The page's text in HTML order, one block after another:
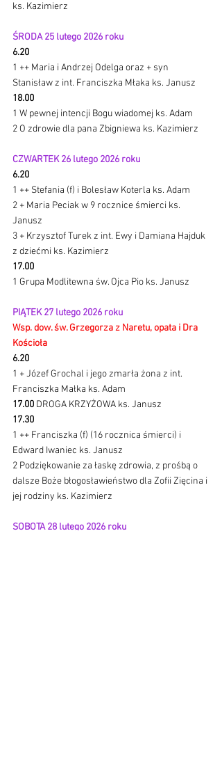
ks. Kazimierz
ŚRODA 25 lutego 2026 roku
6.20
1 ++ Maria i Andrzej Odelga oraz + syn
Stanisław z int. Franciszka Młaka ks. Janusz
18.00
1 W pewnej intencji Bogu wiadomej ks. Adam
2 O zdrowie dla pana Zbigniewa ks. Kazimierz
CZWARTEK 26 lutego 2026 roku
6.20
1 ++ Stefania (f) i Bolesław Koterla ks. Adam
2 + Maria Peciak w 9 rocznice śmierci ks.
Janusz
3 + Krzysztof Turek z int. Ewy i Damiana Hajduk
z dziećmi ks. Kazimierz
17.00
1 Grupa Modlitewna św. Ojca Pio ks. Janusz
PIĄTEK 27 lutego 2026 roku
Wsp. dow. św. Grzegorza z Naretu, opata i Dra
Kościoła
6.20
1 + Józef Grochal i jego zmarła żona z int.
Franciszka Małka ks. Adam
17.00 DROGA KRZYŻOWA ks. Janusz
17.30
1 ++ Franciszka (f) (16 rocznica śmierci) i
Edward Iwaniec ks. Janusz
2 Podziękowanie za łaskę zdrowia, z prośbą o
dalsze Boże błogosławieństwo dla Zofii Zięcina i
jej rodziny ks. Kazimierz
SOBOTA 28 lutego 2026 roku